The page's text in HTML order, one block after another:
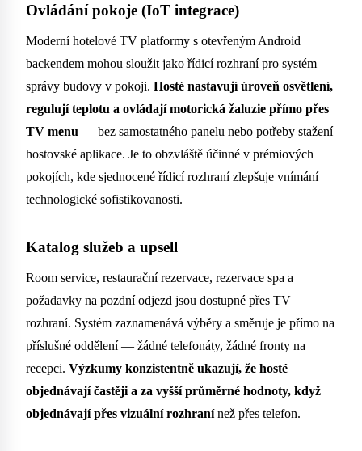
Ovládání pokoje (IoT integrace)
Moderní hotelové TV platformy s otevřeným Android
backendem mohou sloužit jako řídicí rozhraní pro systém
správy budovy v pokoji. Hosté nastavují úroveň osvětlení,
regulují teplotu a ovládají motorická žaluzie přímo přes
TV menu — bez samostatného panelu nebo potřeby stažení
hostovské aplikace. Je to obzvláště účinné v prémiových
pokojích, kde sjednocené řídicí rozhraní zlepšuje vnímání
technologické sofistikovanosti.
Katalog služeb a upsell
Room service, restaurační rezervace, rezervace spa a
požadavky na pozdní odjezd jsou dostupné přes TV
rozhraní. Systém zaznamenává výběry a směruje je přímo na
příslušné oddělení — žádné telefonáty, žádné fronty na
recepci. Výzkumy konzistentně ukazují, že hosté
objednávají častěji a za vyšší průměrné hodnoty, když
objednávají přes vizuální rozhranínež přes telefon.